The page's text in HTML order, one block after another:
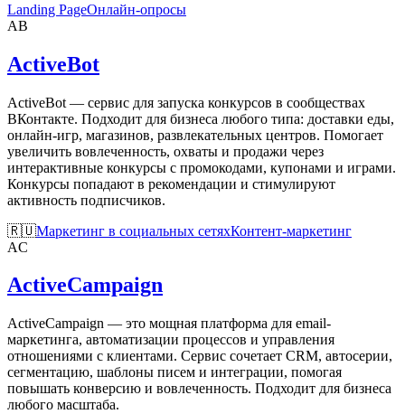
Landing PageОнлайн-опросы
AB
ActiveBot
ActiveBot — сервис для запуска конкурсов в сообществах
ВКонтакте. Подходит для бизнеса любого типа: доставки еды,
онлайн-игр, магазинов, развлекательных центров. Помогает
увеличить вовлеченность, охваты и продажи через
интерактивные конкурсы с промокодами, купонами и играми.
Конкурсы попадают в рекомендации и стимулируют
активность подписчиков.
🇷🇺Маркетинг в социальных сетяхКонтент-маркетинг
AC
ActiveCampaign
ActiveCampaign — это мощная платформа для email-
маркетинга, автоматизации процессов и управления
отношениями с клиентами. Сервис сочетает CRM, автосерии,
сегментацию, шаблоны писем и интеграции, помогая
повышать конверсию и вовлеченность. Подходит для бизнеса
любого масштаба.